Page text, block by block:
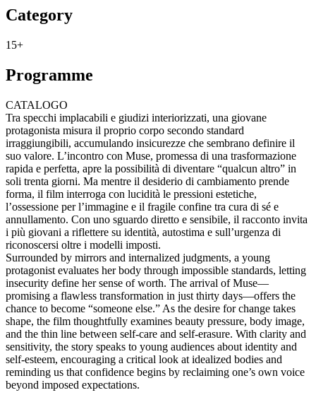
Category
15+
Programme
CATALOGO
Tra specchi implacabili e giudizi interiorizzati, una giovane
protagonista misura il proprio corpo secondo standard
irraggiungibili, accumulando insicurezze che sembrano definire il
suo valore. L’incontro con Muse, promessa di una trasformazione
rapida e perfetta, apre la possibilità di diventare “qualcun altro” in
soli trenta giorni. Ma mentre il desiderio di cambiamento prende
forma, il film interroga con lucidità le pressioni estetiche,
l’ossessione per l’immagine e il fragile confine tra cura di sé e
annullamento. Con uno sguardo diretto e sensibile, il racconto invita
i più giovani a riflettere su identità, autostima e sull’urgenza di
riconoscersi oltre i modelli imposti.
Surrounded by mirrors and internalized judgments, a young
protagonist evaluates her body through impossible standards, letting
insecurity define her sense of worth. The arrival of Muse—
promising a flawless transformation in just thirty days—offers the
chance to become “someone else.” As the desire for change takes
shape, the film thoughtfully examines beauty pressure, body image,
and the thin line between self-care and self-erasure. With clarity and
sensitivity, the story speaks to young audiences about identity and
self-esteem, encouraging a critical look at idealized bodies and
reminding us that confidence begins by reclaiming one’s own voice
beyond imposed expectations.